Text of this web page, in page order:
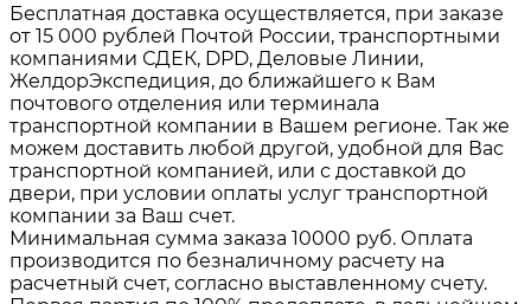
Бесплатная доставка осуществляется, при заказе
от 15 000 рублей Почтой России, транспортными
компаниями СДЕК, DPD, Деловые Линии,
ЖелдорЭкспедиция, до ближайшего к Вам
почтового отделения или терминала
транспортной компании в Вашем регионе. Так же
можем доставить любой другой, удобной для Вас
транспортной компанией, или с доставкой до
двери, при условии оплаты услуг транспортной
компании за Ваш счет.
Минимальная сумма заказа 10000 руб. Оплата
производится по безналичному расчету на
расчетный счет, согласно выставленному счету.